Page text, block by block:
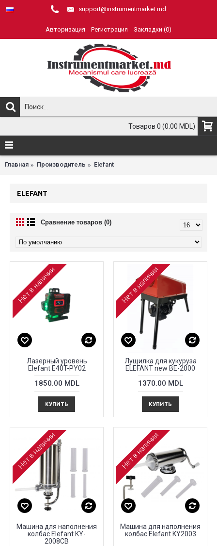
support@instrumentmarket.md
Авторизация Регистрация Закладки (0)
Товаров 0 (0.00 MDL)
Главная Производитель Elefant
ELEFANT
Сравнение товаров (0)
Нет в наличии
Лазерный уровень
Elefant E40T-PY02
1850.00 MDL
КУПИТЬ
Нет в наличии
Лущилка для кукуруза
ELEFANT new BE-2000
1370.00 MDL
КУПИТЬ
Нет в наличии
Машина для наполнения
колбас Elefant KY-
2008CB
Нет в наличии
Машина для наполнения
колбас Elefant KY2003